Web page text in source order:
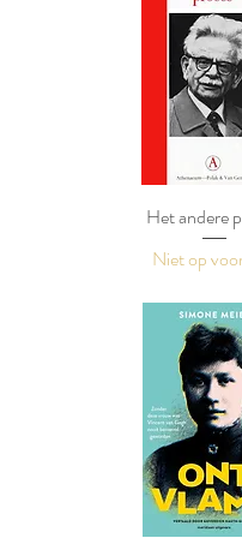
Het andere
Niet op